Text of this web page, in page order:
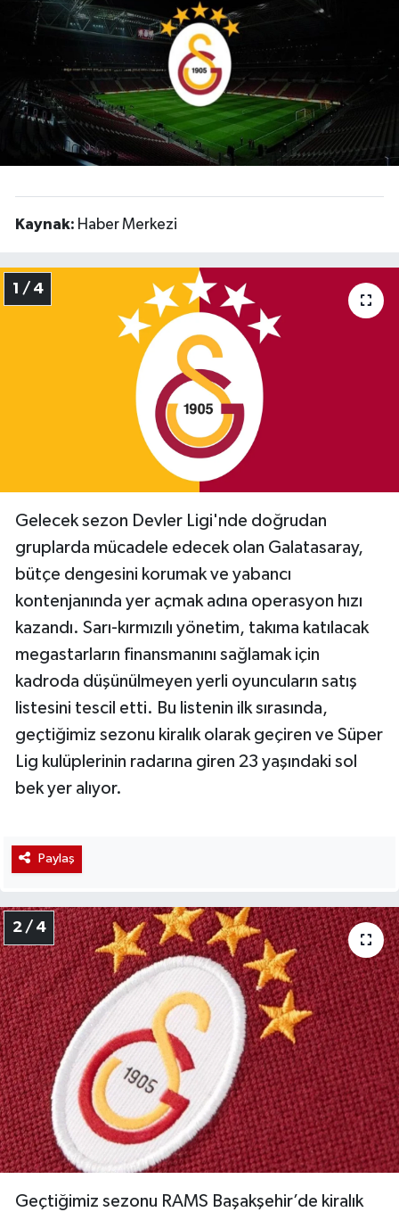
Kaynak: Haber Merkezi
1 / 4
Gelecek sezon Devler Ligi'nde doğrudan
gruplarda mücadele edecek olan Galatasaray,
bütçe dengesini korumak ve yabancı
kontenjanında yer açmak adına operasyon hızı
kazandı. Sarı-kırmızılı yönetim, takıma katılacak
megastarların finansmanını sağlamak için
kadroda düşünülmeyen yerli oyuncuların satış
listesini tescil etti. Bu listenin ilk sırasında,
geçtiğimiz sezonu kiralık olarak geçiren ve Süper
Lig kulüplerinin radarına giren 23 yaşındaki sol
bek yer alıyor.
Paylaş
2 / 4
Geçtiğimiz sezonu RAMS Başakşehir’de kiralık